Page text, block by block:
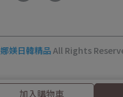
加入購物車
娜媄日韓精品 All Rights